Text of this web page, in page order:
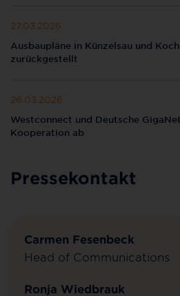
27.03.2026
Ausbaupläne in Künzelsau und
zurückgestellt
26.03.2026
Westconnect und Deutsche
Kooperation ab
Pressekontakt
Carmen Fesenbeck
Head of Communications
Ronja Wiedbrauk